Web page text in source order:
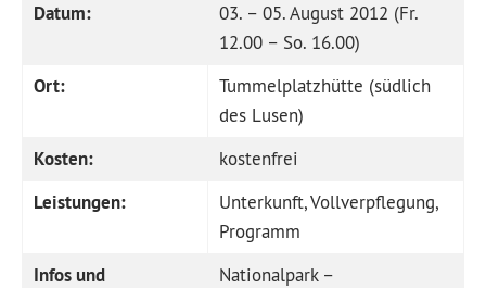
Datum:
03. – 05. August 2012 (Fr.
12.00 – So. 16.00)
Ort:
Tummelplatzhütte (südlich
des Lusen)
Kosten:
kostenfrei
Leistungen:
Unterkunft, Vollverpflegung,
Programm
Infos und
Nationalpark –